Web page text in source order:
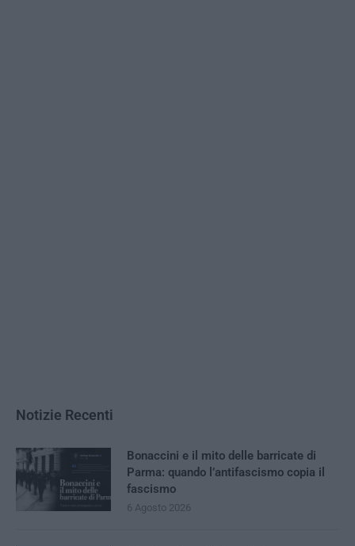
Notizie Recenti
Bonaccini e il mito delle barricate di
Parma: quando l’antifascismo copia il
fascismo
6 Agosto 2026